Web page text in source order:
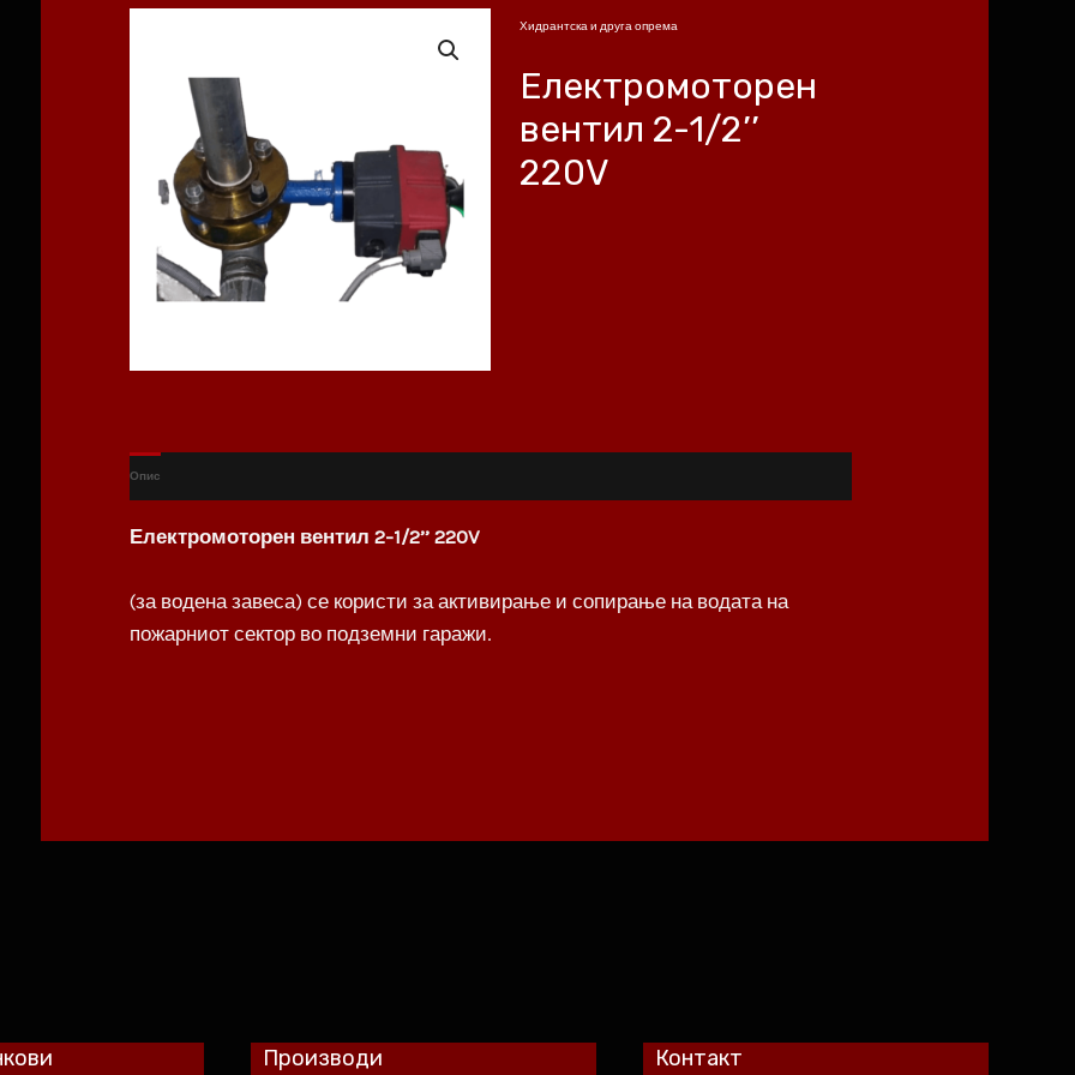
Хидрантска и друга опрема
Електромоторен
вентил 2-1/2’’
220V
Опис
Електромоторен вентил 2-1/2’’ 220V
(за водена завеса) се користи за активирање и сопирање на водата на
пожарниот сектор во подземни гаражи.
Производи Контакт